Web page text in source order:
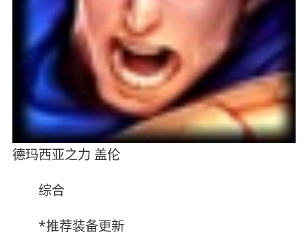
德玛西亚之力 盖伦
综合
*推荐装备更新